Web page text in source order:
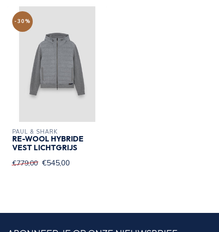
-30%
PAUL & SHARK
RE-WOOL HYBRIDE
VEST LICHTGRIJS
€779,00 €545,00